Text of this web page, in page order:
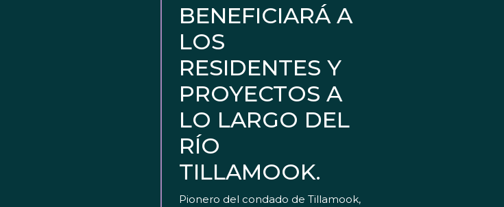
BENEFICIARÁ A
LOS
RESIDENTES Y
PROYECTOS A
LO LARGO DEL
RÍO
TILLAMOOK.
Pionero del condado de Tillamook,